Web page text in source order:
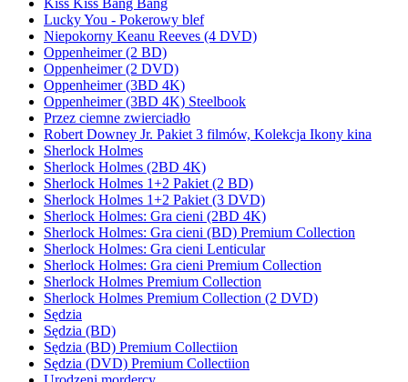
Kiss Kiss Bang Bang
Lucky You - Pokerowy blef
Niepokorny Keanu Reeves (4 DVD)
Oppenheimer (2 BD)
Oppenheimer (2 DVD)
Oppenheimer (3BD 4K)
Oppenheimer (3BD 4K) Steelbook
Przez ciemne zwierciadło
Robert Downey Jr. Pakiet 3 filmów, Kolekcja Ikony kina
Sherlock Holmes
Sherlock Holmes (2BD 4K)
Sherlock Holmes 1+2 Pakiet (2 BD)
Sherlock Holmes 1+2 Pakiet (3 DVD)
Sherlock Holmes: Gra cieni (2BD 4K)
Sherlock Holmes: Gra cieni (BD) Premium Collection
Sherlock Holmes: Gra cieni Lenticular
Sherlock Holmes: Gra cieni Premium Collection
Sherlock Holmes Premium Collection
Sherlock Holmes Premium Collection (2 DVD)
Sędzia
Sędzia (BD)
Sędzia (BD) Premium Collectiion
Sędzia (DVD) Premium Collectiion